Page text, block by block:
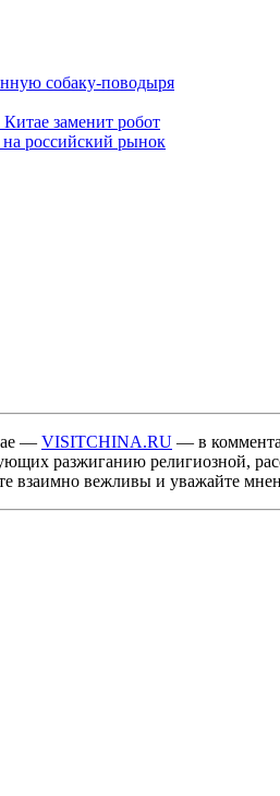
собаку-поводыря
заменит робот
российский рынок
— VISITCHINA.RU — в
разжиганию религиозной,
взаимно вежливы и уважайте